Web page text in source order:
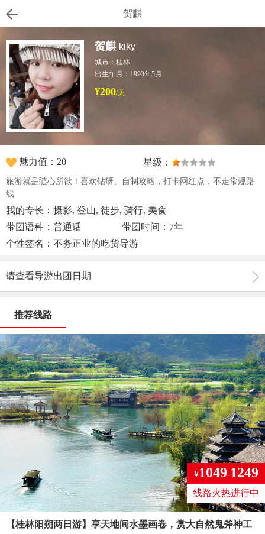
贺麒
贺麒 kiky
城市：桂林
出生年月：1993年5月
¥200/天
魅力值：20 星级：
旅游就是随心所欲！喜欢钻研、自制攻略，打卡网红点，不走常规路
线
我的专长：摄影, 登山, 徒步, 骑行, 美食
带团语种：普通话
带团时间：7年
个性签名：不务正业的吃货导游
请查看导游出团日期
推荐线路
¥1049-1249
线路火热进行中
【桂林阳朔两日游】享天地间水墨画卷，赏大自然鬼斧神工